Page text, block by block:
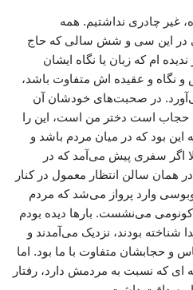
غیر چادری نداشتیم. همه
در این سی و شش سالی که حاج
ام که زبان یا نگاه ایشان
نگاه و عقیده اش متفاوت باشد،
در صحبت‌های خودشان آن
حجاب است دختر من است، این را
این بود که در میان مردم باشد و
اگر سفری پیش می‌آمد که در
همان سالن انتظار معمول در کنار
وارد پرواز می‌شد که مردم
می‌نشست. بارها دیده بودم
شناخته بودند، نزدیک می‌آمدند و
و حجابشان متفاوت با ما بود. اما
ای که نسبت به مردمش دارد، رفتار